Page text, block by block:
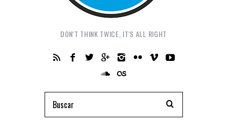
DON'T THINK TWICE, IT'S ALL RIGHT